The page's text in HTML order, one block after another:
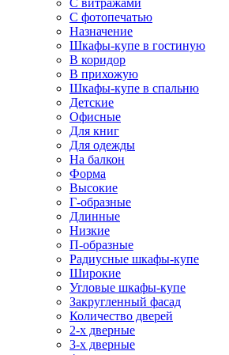
С витражами
С фотопечатью
Назначение
Шкафы-купе в гостиную
В коридор
В прихожую
Шкафы-купе в спальню
Детские
Офисные
Для книг
Для одежды
На балкон
Форма
Высокие
Г-образные
Длинные
Низкие
П-образные
Радиусные шкафы-купе
Широкие
Угловые шкафы-купе
Закругленный фасад
Количество дверей
2-х дверные
3-х дверные